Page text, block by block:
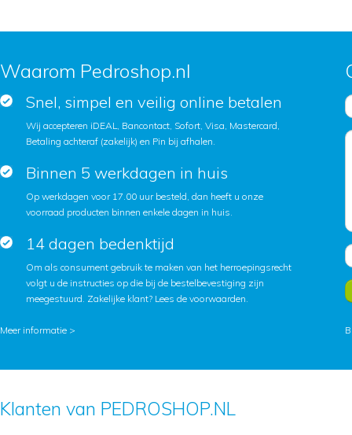
Waarom Pedroshop.nl
Snel, simpel en veilig online betalen
Wij accepteren iDEAL, Bancontact, Sofort, Visa, Mastercard,
Betaling achteraf (zakelijk) en Pin bij afhalen.
Binnen 5 werkdagen in huis
Op werkdagen voor 17.00 uur besteld, dan heeft u onze
voorraad producten binnen enkele dagen in huis.
14 dagen bedenktijd
Om als consument gebruik te maken van het herroepingsrecht
volgt u de instructies op die bij de bestelbevestiging zijn
meegestuurd. Zakelijke klant? Lees de voorwaarden.
Meer informatie >
Klanten van PEDROSHOP.NL